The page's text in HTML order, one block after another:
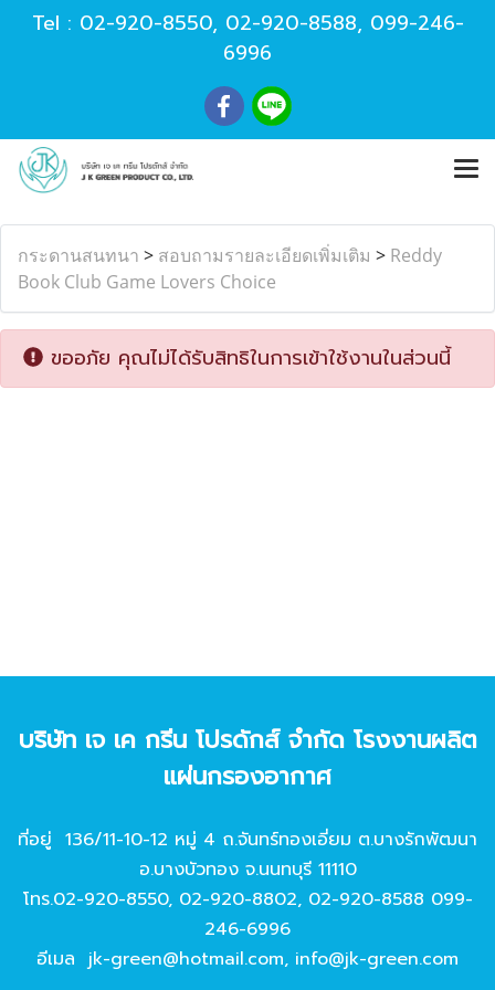
Tel : 02-920-8550, 02-920-8588, 099-246-
6996
กระดานสนทนา > สอบถามรายละเอียดเพิ่มเติม > Reddy
Book Club Game Lovers Choice
ขออภัย คุณไม่ได้รับสิทธิในการเข้าใช้งานในส่วนนี้
บริษัท เจ เค กรีน โปรดักส์ จํากัด โรงงานผลิต
แผ่นกรองอากาศ
ที่อยู่ 136/11-10-12 หมู่ 4 ถ.จันทร์ทองเอี่ยม ต.บางรักพัฒนา
อ.บางบัวทอง จ.นนทบุรี 11110
โทร.02-920-8550, 02-920-8802, 02-920-8588 099-
246-6996
อีเมล jk-green@hotmail.com, info@jk-green.com